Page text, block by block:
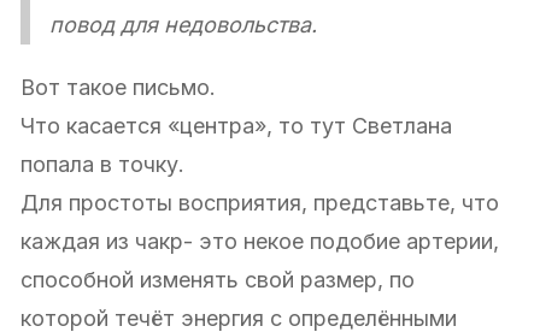
повод для недовольства.
Вот такое письмо.
Что касается «центра», то тут Светлана
попала в точку.
Для простоты восприятия, представьте, что
каждая из чакр- это некое подобие артерии,
способной изменять свой размер, по
которой течёт энергия с определёнными